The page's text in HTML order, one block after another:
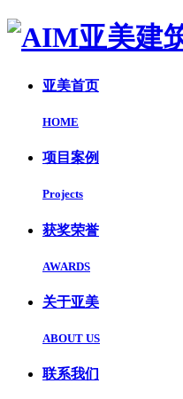
亚美首页
HOME
项目案例
Projects
获奖荣誉
AWARDS
关于亚美
ABOUT US
联系我们